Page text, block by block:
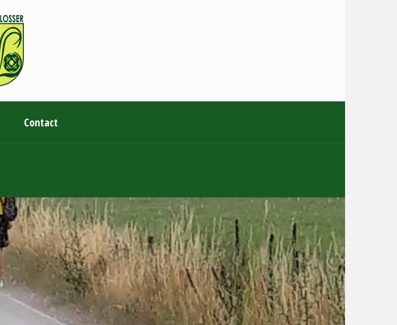
Contact